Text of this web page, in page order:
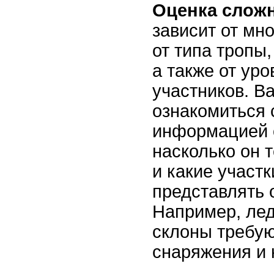
Оценка
зависит от
от типа
а также от
участников.
ознакомиться
информацией
насколько он
и какие
представлять
Например,
склоны
снаряжения и